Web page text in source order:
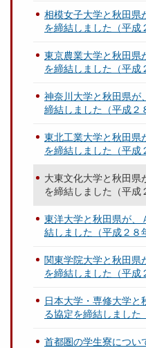
相模女子大学と秋田県
を締結しました（平成
東京農業大学と秋田県
を締結しました（平成
神奈川大学と秋田県が
締結しました（平成２
東北工業大学と秋田県
を締結しました（平成
大東文化大学と秋田県
を締結しました（平成
東洋大学と秋田県が、
結しました（平成２８
関東学院大学と秋田県
を締結しました（平成
日本大学・専修大学と
る協定を締結しました
首都圏の学生寮につい